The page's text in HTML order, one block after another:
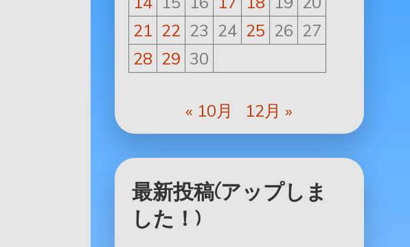
21 22 23 24 25 26 27
28 29 30
« 10月 12月 »
最新投稿(アップしま
した！)